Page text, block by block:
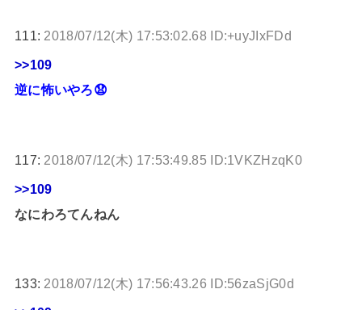
111: 2018/07/12(木) 17:53:02.68 ID:+uyJIxFDd
>>109
逆に怖いやろ😧
117: 2018/07/12(木) 17:53:49.85 ID:1VKZHzqK0
>>109
なにわろてんねん
133: 2018/07/12(木) 17:56:43.26 ID:56zaSjG0d